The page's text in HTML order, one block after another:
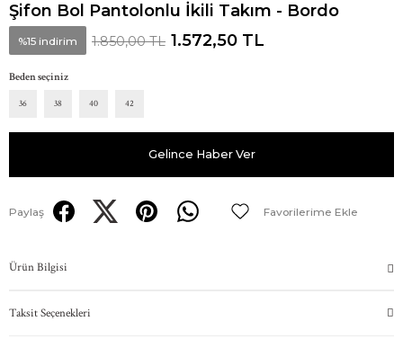
Şifon Bol Pantolonlu İkili Takım - Bordo
%15 indirim 1.850,00 TL 1.572,50 TL
Beden seçiniz
36 38 40 42
Gelince Haber Ver
Paylaş
Ürün Bilgisi
Taksit Seçenekleri